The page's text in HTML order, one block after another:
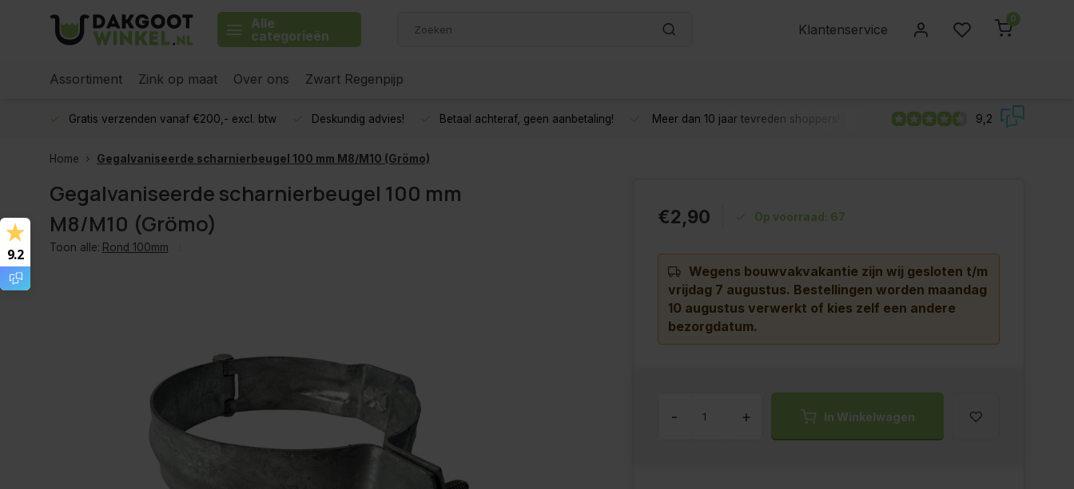
Alle
categorieën
Klantenservice
0
Assortiment Zink op maat Over ons Zwart Regenpijp
Gratis verzenden vanaf €200,- excl. btw Deskundig advies! Betaal achteraf, geen aanbetaling! Meer dan 10 jaar tevreden shoppers! 9,2
Home Gegalvaniseerde scharnierbeugel 100 mm M8/M10 (Grömo)
Gegalvaniseerde scharnierbeugel 100 mm
M8/M10 (Grömo)
Toon alle: Rond 100mm
€2,90 Op voorraad: 67
Wegens bouwvakvakantie zijn wij gesloten t/m
vrijdag 7 augustus. Bestellingen worden maandag
10 augustus verwerkt of kies zelf een andere
bezorgdatum.
- + In Winkelwagen
9.2